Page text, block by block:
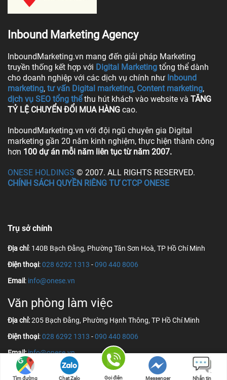
Inbound Marketing Agency
InboundMarketing.vn mang đến giải pháp Marketing
truyền thống kết hợp với Digital Marketing tổng thể dành
cho doanh nghiệp với các dịch vụ chính như Inbound
marketing, tư vấn Digital marketing, Content marketing,
dịch vụ SEO tổng thể thu hút khách vào website và TĂNG
TỶ LỆ CHUYỂN ĐỔI MUA HÀNG cao.
InboundMarketing.vn với đội ngũ chuyên gia Digital
marketing gần 20 năm kinh nghiệm, thực hiện thành công
hơn 100 dự án mỗi năm liên tục từ năm 2007.
ONESE HOLDINGS © 2007. ALL RIGHTS RESERVED.
CHÍNH SÁCH QUYỀN RIÊNG TƯ CTCP ONESE
Trụ sở chính
Địa chỉ: 140B Bạch Đằng, Phường Tân Sơn Hoà, TP Hồ Chí Minh
Điện thoại:028 6292 1313 -090 440 8006
Email : info@onese.vn
Văn phòng làm việc
Địa chỉ:205 Bạch Đằng, Phường Hạnh Thông, TP Hồ Chí Minh
Điện thoại:028 6292 1313 -090 440 8006
Email:info@onese.vn
Tìm đường Chat Zalo Gọi điện Messenger Nhắn tin